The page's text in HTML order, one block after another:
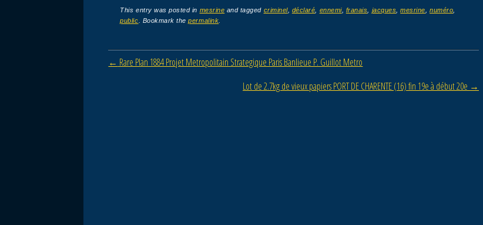
c
e
b
o
tt
er
ail
ta
er
This entry was posted in mesrine and tagged criminel, déclaré ennemi, franais jacques ,mesrine ,numéro
public . Bookmark thepermalink
Post navigation
← Rare Plan 1884 Projet Metropolitain Strategique Paris Banlieue P. Guillot Metro
Lot de 2.7kg de vieux papiers PORT DE CHARENTE (16) fin 19e à début 20e →